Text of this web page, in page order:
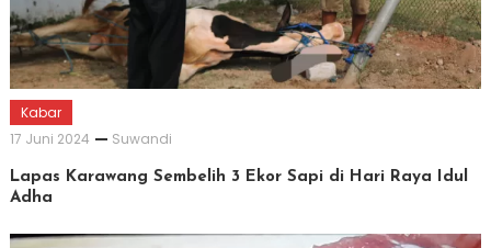
Kabar
17 Juni 2024
Suwandi
Lapas Karawang Sembelih 3 Ekor Sapi di Hari Raya Idul
Adha